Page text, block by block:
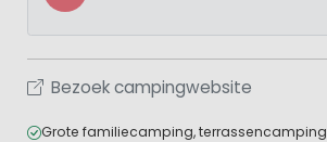
Bezoek campingwebsite
Grote familiecamping, terrassencamping